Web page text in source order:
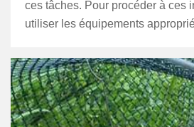
ces tâches. Pour procéder à ces
utiliser les équipements